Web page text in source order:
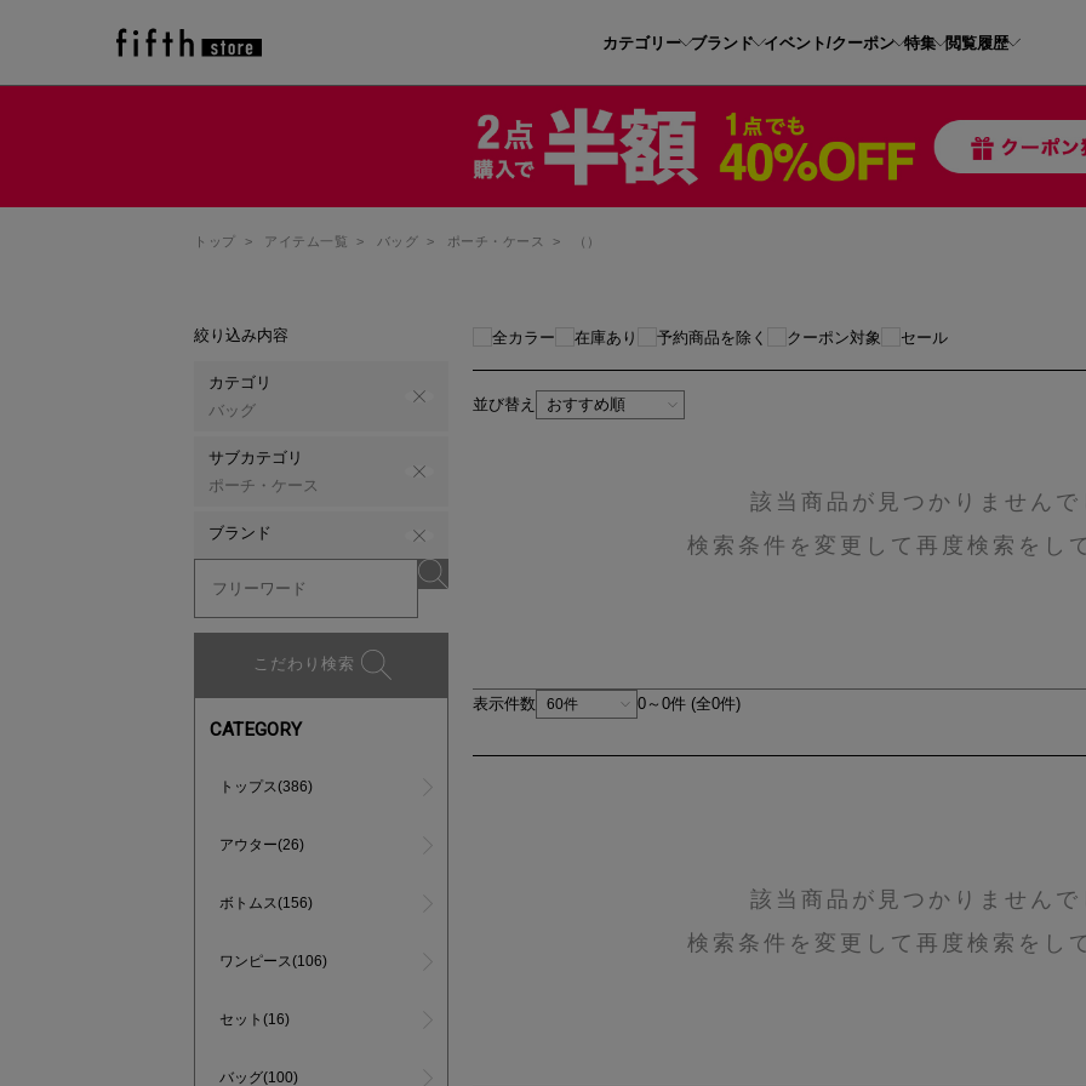
カテゴリー ブランド イベント/クーポン 特集 閲覧履歴
トップ > アイテム一覧 > バッグ > ポーチ・ケース > （）
絞り込み内容
カテゴリ
バッグ
サブカテゴリ
ポーチ・ケース
ブランド
こだわり検索
CATEGORY
トップス(386)
アウター(26)
ボトムス(156)
ワンピース(106)
セット(16)
バッグ(100)
全カラー 在庫あり 予約商品を除く クーポン対象 セール
並び替え
該当商品が見つかりませんで
検索条件を変更して再度検索をし
表示件数 0～0件 (全0件)
該当商品が見つかりませんで
検索条件を変更して再度検索をし